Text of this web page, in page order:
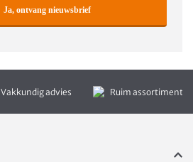
Ja, ontvang nieuwsbrief
Vakkundig advies Ruim assortiment